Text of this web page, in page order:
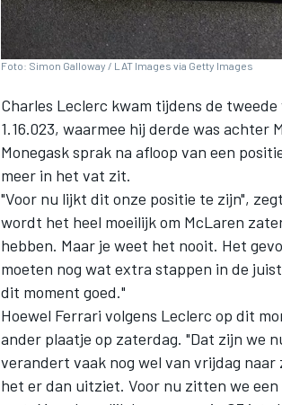
WEC DTM
Foto: Simon Galloway / LAT Images via Getty Images
Charles Leclerc kwam tijdens de
1.16.023, waarmee hij derde was achter
Monegask sprak na afloop van een
meer in het vat zit.
"Voor nu lijkt dit onze positie te zijn",
wordt het heel moeilijk om McLaren
hebben. Maar je weet het nooit. Het
moeten nog wat extra stappen in de
dit moment goed."
Hoewel Ferrari volgens Leclerc op dit
ander plaatje op zaterdag. "Dat zijn we
verandert vaak nog wel van vrijdag
het er dan uitziet. Voor nu zitten we